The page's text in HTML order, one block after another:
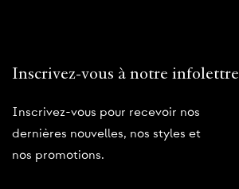
Inscrivez-vous à notre infolettre
Inscrivez-vous pour recevoir nos
dernières nouvelles, nos styles et
nos promotions.